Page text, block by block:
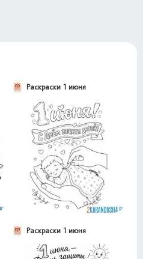
Раскраски 1 июня
Раскраски 1 июня